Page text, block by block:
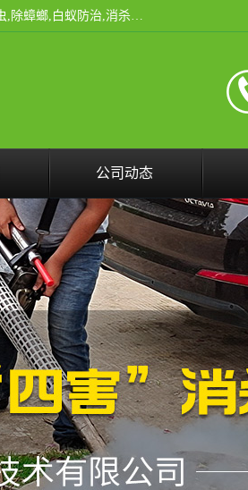
云南昆明亿之豪消杀公司是一家专业从事有害生物防治综合治理的公司，治理服务包括：灭鼠,杀虫,除虫,除蟑螂,白蚁防治,消杀等；安全环保,快速上门,价格透明,完善的售后服务,不影响您的生活工作。
公司动态